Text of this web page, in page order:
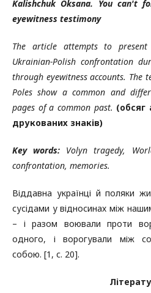
Kalishchuk Oksana. You can't
eyewitness testimony
The article attempts to
Ukrainian-Polish confrontation
through eyewitness accounts. The
Poles show a common and
pages of a common past. (обсяг
друкованих знаків)
Key words: Volyn tragedy,
confrontation, memories.
Віддавна українці й поляки
сусідами у відносинах між
– і разом воювали проти
одного, і ворогували між
собою. [1, с. 20].